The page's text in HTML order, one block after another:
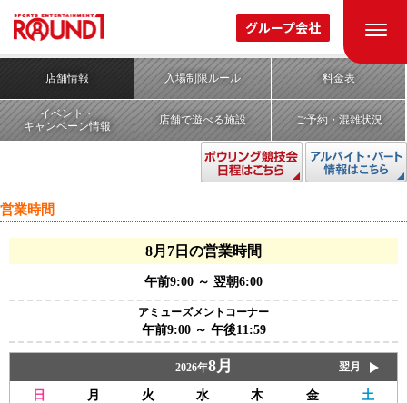
グループ会社
ラウンドワン スタジアム
函館店(スポッチャ/ギガクレーンゲームスタジアム)
店舗情報 入場制限ルール 料金表
イベント・
キャンペーン情報
店舗で遊べる施設 ご予約・混雑状況
営業時間
8月7日の営業時間
午前9:00 ～ 翌朝6:00
アミューズメントコーナー
午前9:00 ～ 午後11:59
2026年8月 翌月
日 月 火 水 木 金 土